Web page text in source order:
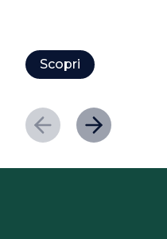
Scopri